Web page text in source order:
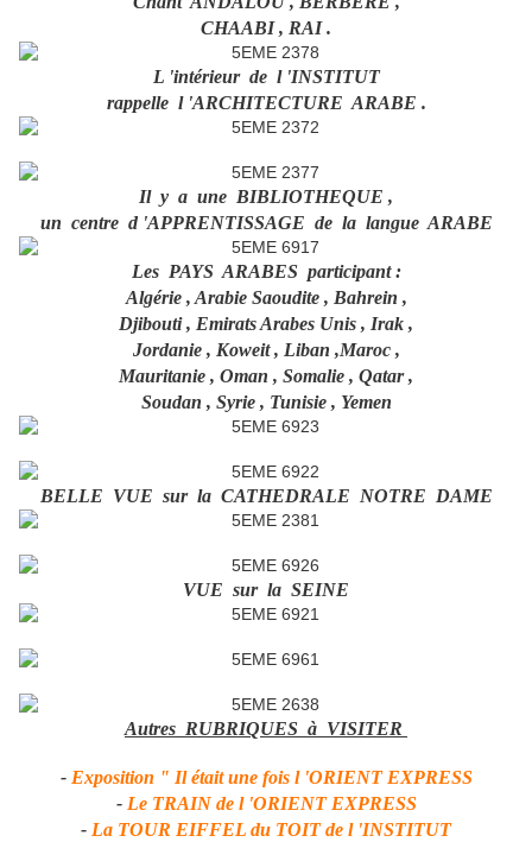
CHAABI , RAI .
L 'intérieur de l 'INSTITUT
rappelle l 'ARCHITECTURE ARABE .
Il y a une BIBLIOTHEQUE ,
un centre d 'APPRENTISSAGE de la langue ARABE
Les PAYS ARABES participant :
Algérie , Arabie Saoudite , Bahrein ,
Djibouti , Emirats Arabes Unis , Irak ,
Jordanie , Koweit , Liban ,Maroc ,
Mauritanie , Oman , Somalie , Qatar ,
Soudan , Syrie , Tunisie , Yemen
BELLE VUE sur la CATHEDRALE NOTRE DAME
VUE sur la SEINE
Autres RUBRIQUES à VISITER
- Exposition " Il était une fois l 'ORIENT EXPRESS
- Le TRAIN de l 'ORIENT EXPRESS
- La TOUR EIFFEL du TOIT de l 'INSTITUT